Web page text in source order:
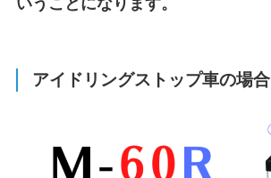
いうことになります。
アイドリングストップ車の場合